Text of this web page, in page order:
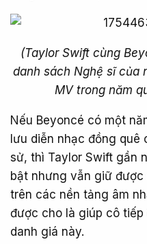
(Taylor Swift cùng
danh sách Nghệ sĩ của
MV trong năm
Nếu Beyoncé có một
lưu diễn nhạc đồng
sử, thì Taylor Swift gần
bật nhưng vẫn giữ
trên các nền tảng âm
được cho là giúp cô
danh giá này.